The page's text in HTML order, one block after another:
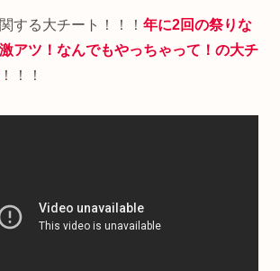
する大チート！！！ 年に2回の祭りな
アツ！なんでもやっちゃって！の大チ
！！！